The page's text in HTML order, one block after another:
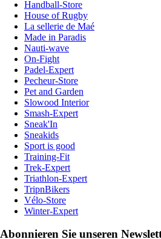
Handball-Store
House of Rugby
La sellerie de Maé
Made in Paradis
Nauti-wave
On-Fight
Padel-Expert
Pecheur-Store
Pet and Garden
Slowood Interior
Smash-Expert
Sneak'In
Sneakids
Sport is good
Training-Fit
Trek-Expert
Triathlon-Expert
TripnBikers
Vélo-Store
Winter-Expert
Abonnieren Sie unseren